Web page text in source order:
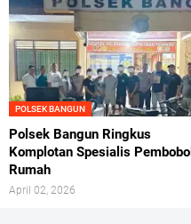
POLSEK BANGUN
Polsek Bangun Ringkus
Komplotan Spesialis Pembobol
Rumah
April 02, 2026